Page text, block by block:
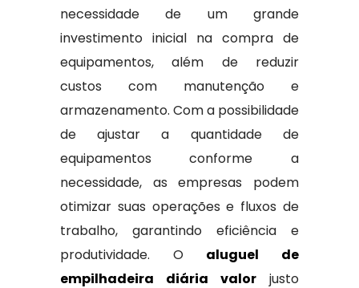
necessidade de um grande
investimento inicial na compra de
equipamentos, além de reduzir
custos com manutenção e
armazenamento. Com a possibilidade
de ajustar a quantidade de
equipamentos conforme a
necessidade, as empresas podem
otimizar suas operações e fluxos de
trabalho, garantindo eficiência e
produtividade. O aluguel de
empilhadeira diária valor justo